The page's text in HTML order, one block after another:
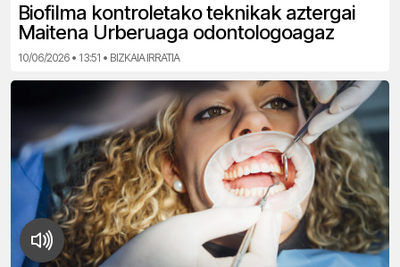
Biofilma kontroletako teknikak aztergai
Maitena Urberuaga odontologoagaz
10/06/2026 • 13:51 • BIZKAIA IRRATIA